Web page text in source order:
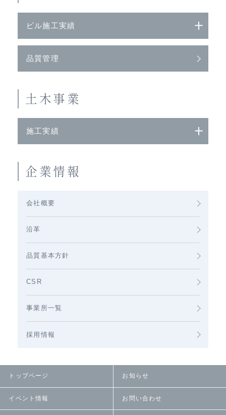
ビル施工実績
品質管理
土木事業
施工実績
企業情報
会社概要
沿革
品質基本方針
CSR
事業所一覧
採用情報
トップページ お知らせ
イベント情報 お問い合わせ